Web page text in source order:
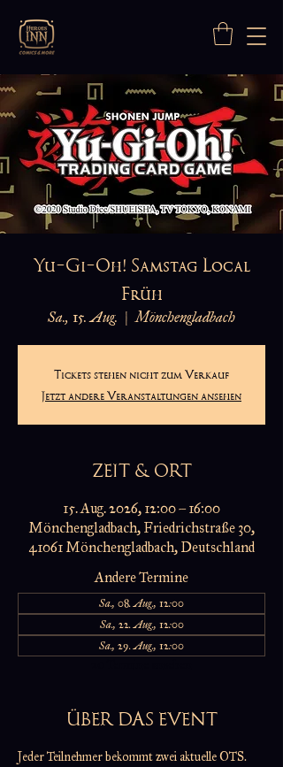
Yu-Gi-Oh! Samstag Local
Früh
Sa., 15. Aug.
  |
Mönchengladbach
Tickets stehen nicht zum Verkauf
Jetzt andere Veranstaltungen ansehen
ZEIT & ORT
15. Aug. 2026, 12:00 – 16:00
Mönchengladbach, Friedrichstraße 30,
41061 Mönchengladbach, Deutschland
Andere Termine
Sa., 08. Aug., 12:00
Sa., 22. Aug., 12:00
Sa., 29. Aug., 12:00
ÜBER DAS EVENT
Jeder Teilnehmer bekommt zwei aktuelle OTS.